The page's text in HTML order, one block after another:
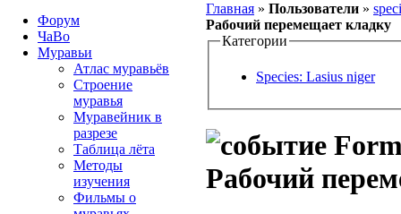
Главная » Пользователи »
Рабочий перемещает кладку
Категории
Species: Lasius niger
Рабочий
Форум
ЧаВо
Муравьи
Атлас муравьёв
Строение
муравья
Муравейник в
разрезе
Таблица лёта
Методы
изучения
Фильмы о